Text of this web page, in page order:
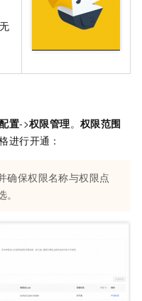
置->权限管理。权限范围
进行开通：
确保权限名称与权限点